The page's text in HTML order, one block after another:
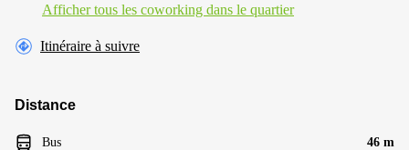
Afficher tous les сoworking dans le quartier
Itinéraire à suivre
Distance
Bus 46 m